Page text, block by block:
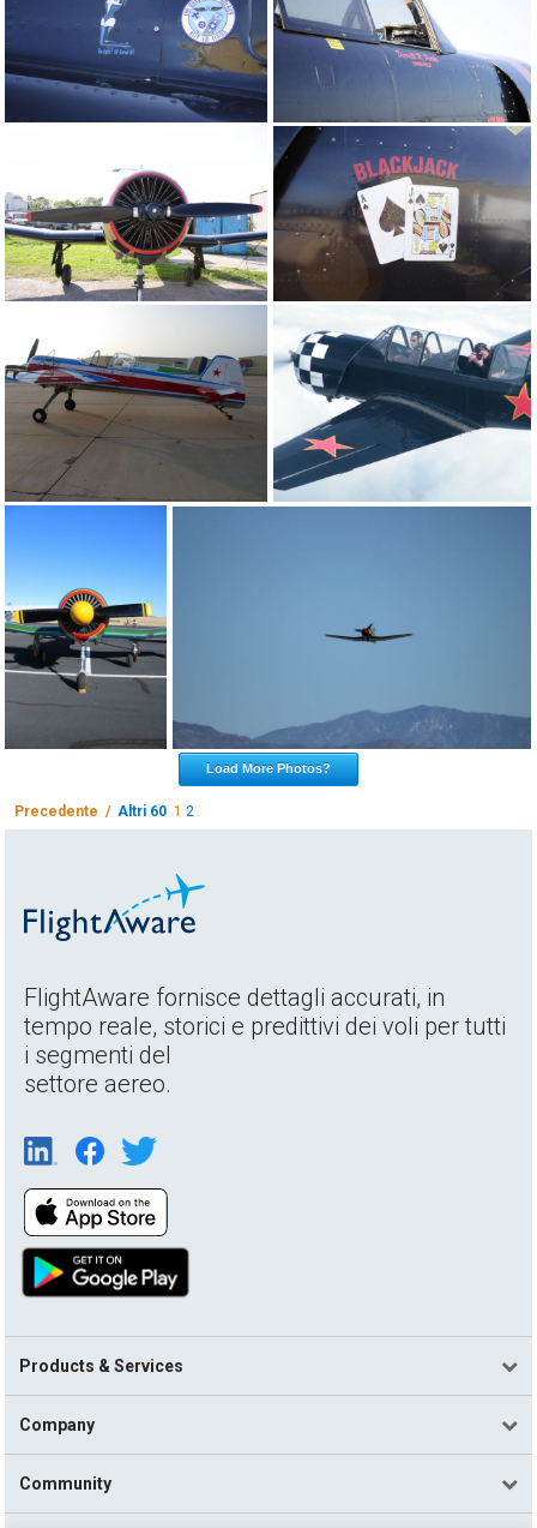
Load More Photos?
Precedente /Altri 60 12
FlightAware fornisce dettagli accurati, in
tempo reale, storici e predittivi dei voli per tutti
i segmenti del
settore aereo.
Products & Services
Company
Community